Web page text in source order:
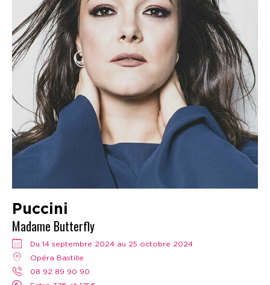
Puccini
Madame Butterfly
Du 14 septembre 2024 au 25 octobre 2024
Opéra Bastille
08 92 89 90 90